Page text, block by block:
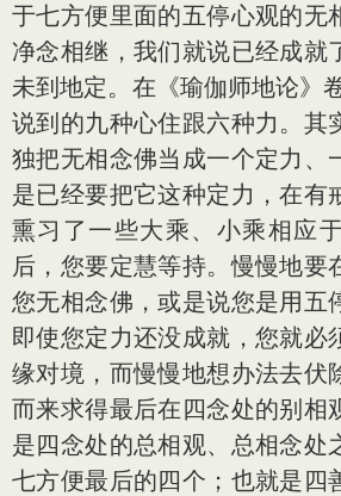
于七方便里面的五停心观的无
净念相继，我们就说已经成就
未到地定。在《瑜伽师地论》
说到的九种心住跟六种力。其
独把无相念佛当成一个定力、
是已经要把它这种定力，在有
熏习了一些大乘、小乘相应
后，您要定慧等持。慢慢地要
您无相念佛，或是说您是用五
即使您定力还没成就，您就必
缘对境，而慢慢地想办法去伏
而来求得最后在四念处的别相
是四念处的总相观、总相念处
七方便最后的四个；也就是四